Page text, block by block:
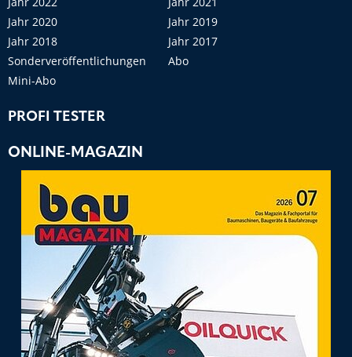
Jahr 2020
Jahr 2019
Jahr 2018
Jahr 2017
Sonderveröffentlichungen
Abo
Mini-Abo
PROFI TESTER
ONLINE-MAGAZIN